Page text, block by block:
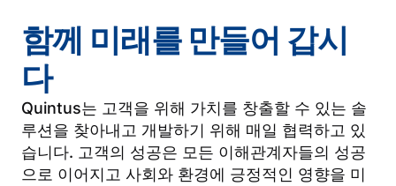
함께 미래를 만들어 갑시
다
Quintus는 고객을 위해 가치를 창출할 수 있는 솔
루션을 찾아내고 개발하기 위해 매일 협력하고 있
습니다. 고객의 성공은 모든 이해관계자들의 성공
으로 이어지고 사회와 환경에 긍정적인 영향을 미